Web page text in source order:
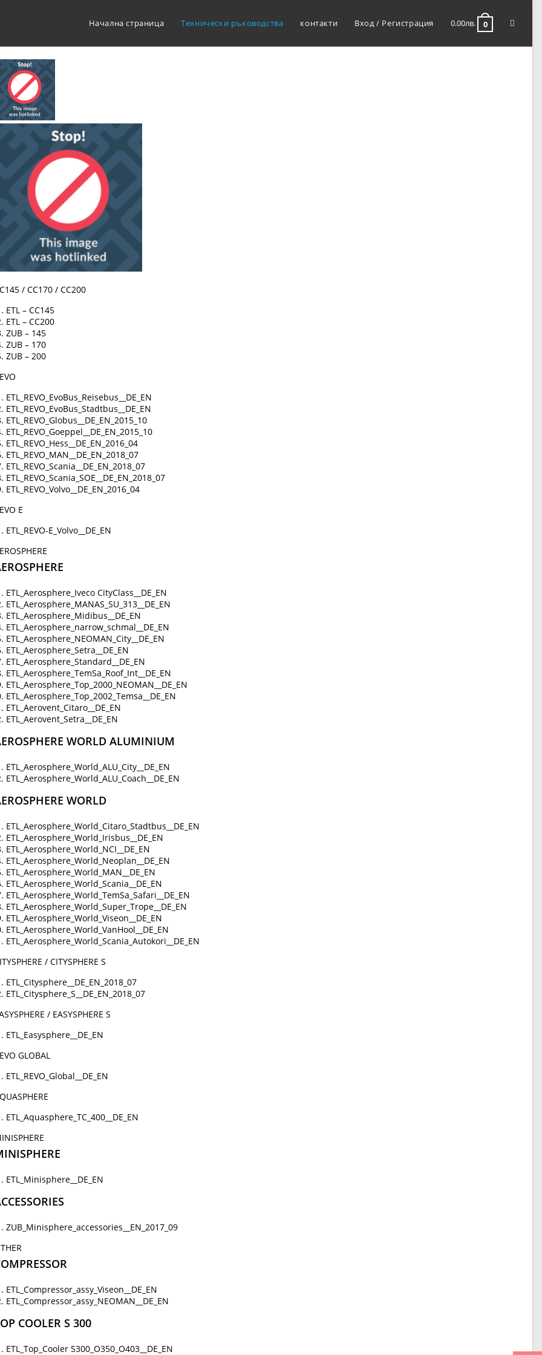
Начална страница Технически ръководства контакти Вход / Регистрация 0.00лв. 0
/ CC170 / CC200
ETL – CC145
ETL – CC200
ZUB – 145
ZUB – 170
ZUB – 200
ETL_REVO_EvoBus_Reisebus__DE_EN
ETL_REVO_EvoBus_Stadtbus__DE_EN
ETL_REVO_Globus__DE_EN_2015_10
ETL_REVO_Goeppel__DE_EN_2015_10
ETL_REVO_Hess__DE_EN_2016_04
ETL_REVO_MAN__DE_EN_2018_07
ETL_REVO_Scania__DE_EN_2018_07
ETL_REVO_Scania_SOE__DE_EN_2018_07
ETL_REVO_Volvo__DE_EN_2016_04
E
ETL_REVO-E_Volvo__DE_EN
ETL_Aerosphere_Iveco CityClass__DE_EN
ETL_Aerosphere_MANAS_SU_313__DE_EN
ETL_Aerosphere_Midibus__DE_EN
ETL_Aerosphere_narrow_schmal__DE_EN
ETL_Aerosphere_NEOMAN_City__DE_EN
ETL_Aerosphere_Setra__DE_EN
ETL_Aerosphere_Standard__DE_EN
ETL_Aerosphere_TemSa_Roof_Int__DE_EN
ETL_Aerosphere_Top_2000_NEOMAN__DE_EN
ETL_Aerosphere_Top_2002_Temsa__DE_EN
ETL_Aerovent_Citaro__DE_EN
ETL_Aerovent_Setra__DE_EN
WORLD ALUMINIUM
ETL_Aerosphere_World_ALU_City__DE_EN
ETL_Aerosphere_World_ALU_Coach__DE_EN
WORLD
ETL_Aerosphere_World_Citaro_Stadtbus__DE_EN
ETL_Aerosphere_World_Irisbus__DE_EN
ETL_Aerosphere_World_NCI__DE_EN
ETL_Aerosphere_World_Neoplan__DE_EN
ETL_Aerosphere_World_MAN__DE_EN
ETL_Aerosphere_World_Scania__DE_EN
ETL_Aerosphere_World_TemSa_Safari__DE_EN
ETL_Aerosphere_World_Super_Trope__DE_EN
ETL_Aerosphere_World_Viseon__DE_EN
ETL_Aerosphere_World_VanHool__DE_EN
ETL_Aerosphere_World_Scania_Autokori__DE_EN
/ CITYSPHERE S
ETL_Citysphere__DE_EN_2018_07
ETL_Citysphere_S__DE_EN_2018_07
/ EASYSPHERE S
ETL_Easysphere__DE_EN
GLOBAL
ETL_REVO_Global__DE_EN
ETL_Aquasphere_TC_400__DE_EN
ETL_Minisphere__DE_EN
ZUB_Minisphere_accessories__EN_2017_09
ETL_Compressor_assy_Viseon__DE_EN
ETL_Compressor_assy_NEOMAN__DE_EN
COOLER S 300
ETL_Top_Cooler S300_O350_O403__DE_EN